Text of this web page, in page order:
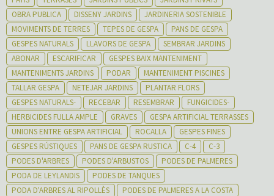
OBRA PUBLICA
DISSENY JARDINS
JARDINERIA SOSTENIBLE
MOVIMENTS DE TERRES
TEPES DE GESPA
PANS DE GESPA
GESPES NATURALS
LLAVORS DE GESPA
SEMBRAR JARDINS
ABONAR
ESCARIFICAR
GESPES BAIX MANTENIMENT
MANTENIMENTS JARDINS
PODAR
MANTENIMENT PISCINES
TALLAR GESPA
NETEJAR JARDINS
PLANTAR FLORS
GESPES NATURALS-
RECEBAR RESEMBRAR
FUNGICIDES-
HERBICIDES FULLA AMPLE
GRAVES
GESPA ARTIFICIAL TERRASSES
UNIONS ENTRE GESPA ARTIFICIAL
ROCALLA
GESPES FINES
GESPES RÚSTIQUES
PANS DE GESPA RUSTICA C-4
C-3
PODES D'ARBRES
PODES D'ARBUSTOS
PODES DE PALMERES
PODA DE LEYLANDIS
PODES DE TANQUES
PODA D'ARBRES AL RIPOLLÈS
PODES DE PALMERES A LA COSTA